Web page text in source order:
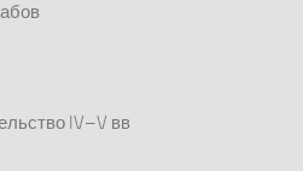
IV–V вв